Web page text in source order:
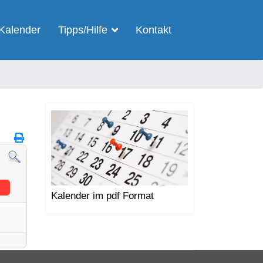
Tipps/Hilfe Kontakt
Kalender im pdf Format